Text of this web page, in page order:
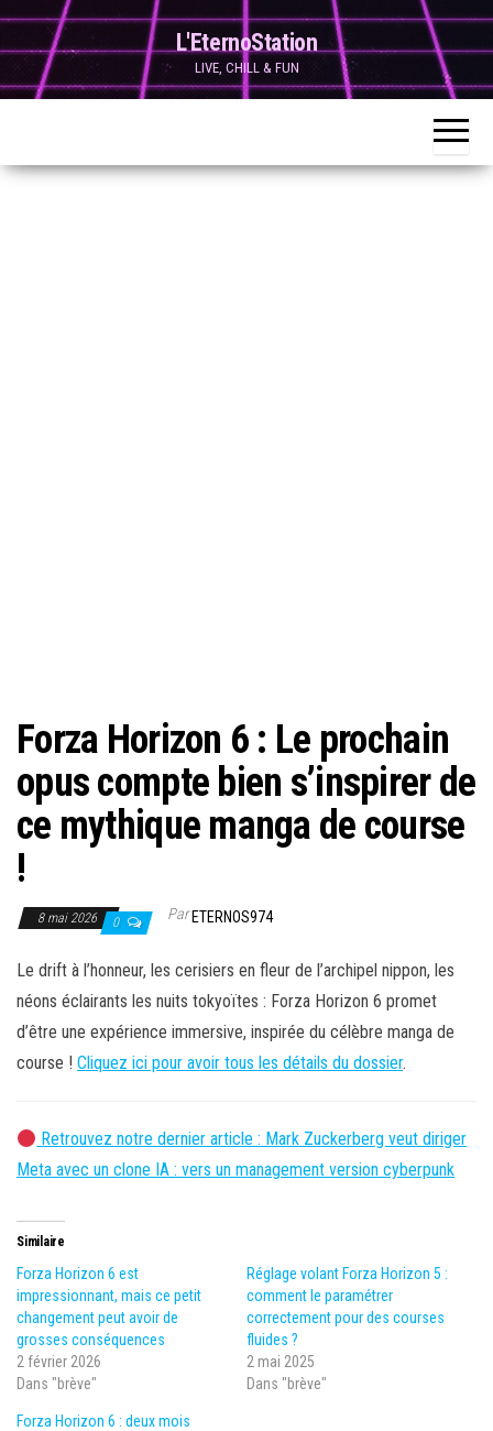
Skip
to
content
L'EternoStation
LIVE, CHILL & FUN
Forza Horizon 6 : Le prochain
opus compte bien s’inspirer de
ce mythique manga de course
!
8 mai 2026 0 ParETERNOS974
Le drift à l’honneur, les cerisiers en fleur de l’archipel nippon, les
néons éclairants les nuits tokyoïtes : Forza Horizon 6 promet
d’être une expérience immersive, inspirée du célèbre manga de
course ! Cliquez ici pour avoir tous les détails du dossier.
Retrouvez notre dernier article : Mark Zuckerberg veut diriger
Meta avec un clone IA : vers un management version cyberpunk
Similaire
Forza Horizon 6 est
impressionnant, mais ce petit
changement peut avoir de
grosses conséquences
2 février 2026
Dans "brève"
Réglage volant Forza Horizon 5 :
comment le paramétrer
correctement pour des courses
fluides ?
2 mai 2025
Dans "brève"
Forza Horizon 6 : deux mois